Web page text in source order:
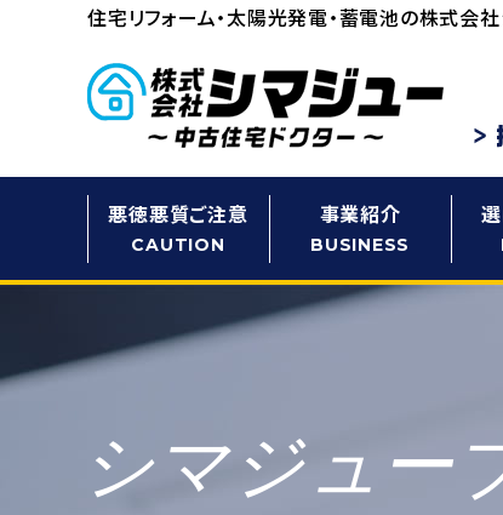
住宅リフォーム・太陽光発電・蓄電池の株式会社
悪徳悪質ご注意
CAUTION
事業紹介
BUSINESS
シマジュー